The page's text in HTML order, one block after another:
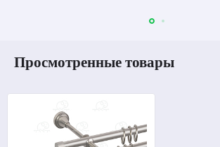
Просмотренные товары